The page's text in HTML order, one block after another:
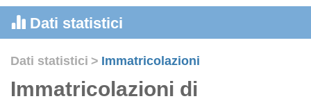
Dati statistici
Dati statistici > Immatricolazioni
Immatricolazioni di